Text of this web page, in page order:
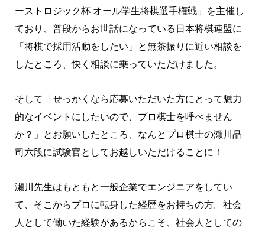
ーストロジック杯 オール学生将棋選手権戦」を主催し
ており、普段からお世話になっている日本将棋連盟に
「将棋で採用活動をしたい」と無茶振りに近い相談を
したところ、快く相談に乗っていただけました。
そして「せっかくなら応募いただいた方にとって魅力
的なイベントにしたいので、プロ棋士を呼べません
か？」とお願いしたところ、なんとプロ棋士の瀬川晶
司六段に試験官としてお越しいただけることに！
瀬川先生はもともと一般企業でエンジニアをしてい
て、そこからプロに転身した経歴をお持ちの方。社会
人として働いた経験があるからこそ、社会人としての